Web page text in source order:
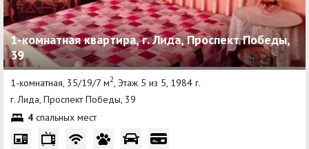
1-комнатная квартира, г. Лида, Проспект Победы,
39
1-комнатная, 35/19/7 м2, Этаж 5 из 5, 1984 г.
г. Лида, Проспект Победы, 39
4 спальных мест